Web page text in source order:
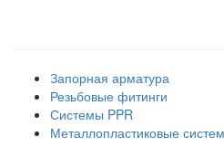
Запорная арматура
Резьбовые фитинги
Системы PPR
Металлопластиковые